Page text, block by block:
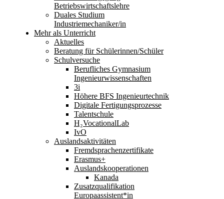
Betriebswirtschaftslehre
Duales Studium
Industriemechaniker/in
Mehr als Unterricht
Aktuelles
Beratung für Schülerinnen/Schüler
Schulversuche
Berufliches Gymnasium
Ingenieurwissenschaften
3i
Höhere BFS Ingenieurtechnik
Digitale Fertigungsprozesse
Talentschule
H₂VocationalLab
IvO
Auslandsaktivitäten
Fremdsprachenzertifikate
Erasmus+
Auslandskooperationen
Kanada
Zusatzqualifikation
Europaassistent*in